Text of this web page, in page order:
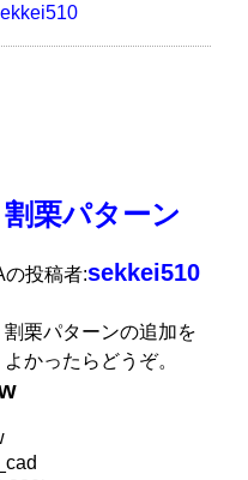
栗パターン
の投稿者:sekkei510
栗パターンの追加を
かったらどうぞ。